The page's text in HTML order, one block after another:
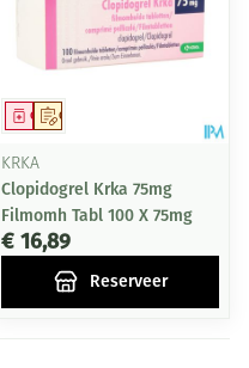
Op voorschrift
Geneesmiddel
KRKA
Clopidogrel Krka 75mg
Filmomh Tabl 100 X 75mg
€ 16,89
Reserveer